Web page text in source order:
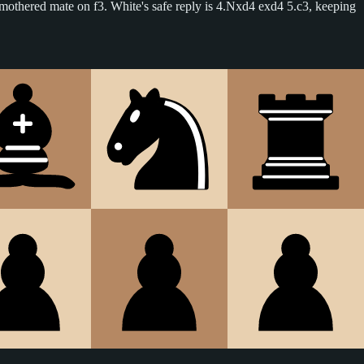
mate on f3. White's safe reply is 4.Nxd4 exd4 5.c3, keeping